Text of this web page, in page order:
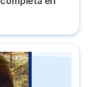
online gratis